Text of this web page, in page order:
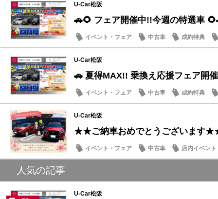
U-Car松阪
🚗🌻 フェア開催中!!今週の特選車
イベント・フェア 中古車 成約特典
U-Car松阪
🚗 夏得MAX!! 乗換え応援フェア開
イベント・フェア 中古車 成約特典
U-Car松阪
★★ご納車おめでとうございます
イベント・フェア 中古車 店内イベント
人気の記事
U-Car松阪